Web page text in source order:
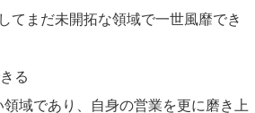
てまだ未開拓な領域で一世風靡でき
る
域であり、自身の営業を更に磨き上